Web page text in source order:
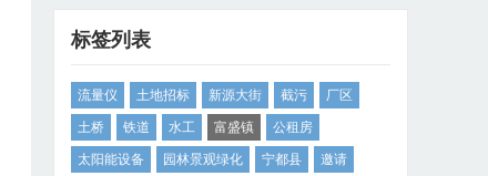
标签列表
流量仪 土地招标 新源大街 截污 厂区
土桥 铁道 水工 富盛镇 公租房
太阳能设备 园林景观绿化 宁都县 邀请